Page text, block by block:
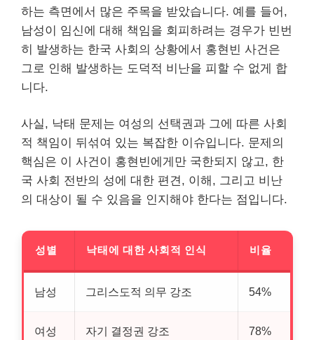
하는 측면에서 많은 주목을 받았습니다. 예를 들어,
남성이 임신에 대해 책임을 회피하려는 경우가 빈번
히 발생하는 한국 사회의 상황에서 홍현빈 사건은
그로 인해 발생하는 도덕적 비난을 피할 수 없게 합
니다.
사실, 낙태 문제는 여성의 선택권과 그에 따른 사회
적 책임이 뒤섞여 있는 복잡한 이슈입니다. 문제의
핵심은 이 사건이 홍현빈에게만 국한되지 않고, 한
국 사회 전반의 성에 대한 편견, 이해, 그리고 비난
의 대상이 될 수 있음을 인지해야 한다는 점입니다.
성별 낙태에 대한 사회적 인식 비율
남성 그리스도적 의무 강조 54%
여성 자기 결정권 강조 78%